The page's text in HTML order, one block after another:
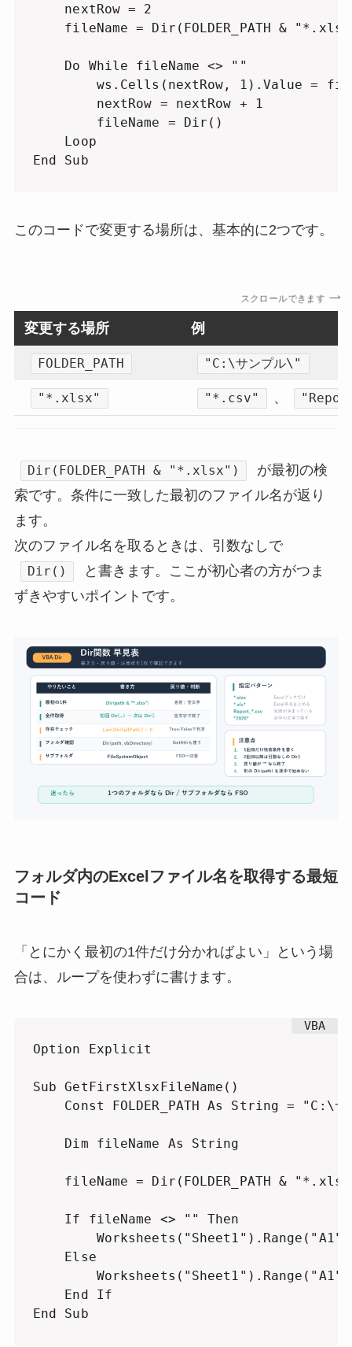
    nextRow = 2
fileName = Dir(FOLDER_PATH &
    Do While fileName <> ""
ws.Cells(nextRow, 1).Value =
        nextRow = nextRow + 1
        fileName = Dir()
    Loop
End Sub
このコードで変更する場所は、基本的に2つです。
スクロールできます
変更する場所 例
FOLDER_PATH "C:\サンプル\"
"*.xlsx" "*.csv" 、
Dir(FOLDER_PATH & "*.xlsx")
が最初の検
索です。条件に一致した最初のファイル名が返り
ます。
次のファイル名を取るときは、引数なしで
Dir()
と書きます。ここが初心者の方がつま
ずきやすいポイントです。
フォルダ内のExcelファイル名を取得する最短
コード
「とにかく最初の1件だけ分かればよい」という場
合は、ループを使わずに書けます。
Option Explicit
Sub GetFirstXlsxFileName()
Const FOLDER_PATH As String = "C:\サ
    Dim fileName As String
fileName = Dir(FOLDER_PATH &
    If fileName <> "" Then
    Else
    End If
End Sub